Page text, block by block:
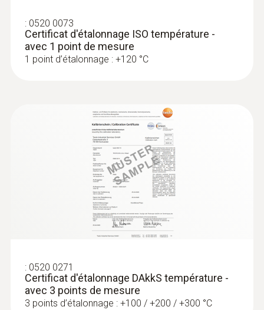
:0572 1763
testo 176 T3 - Enregistreur de données
:0572 1764
: 0520 0073
Certificat d'étalonnage ISO température -
avec 1 point de mesure
1 point d’étalonnage : +120 °C
: 0520 0271
Certificat d'étalonnage DAkkS température -
avec 3 points de mesure
3 points d’étalonnage : +100 / +200 / +300 °C